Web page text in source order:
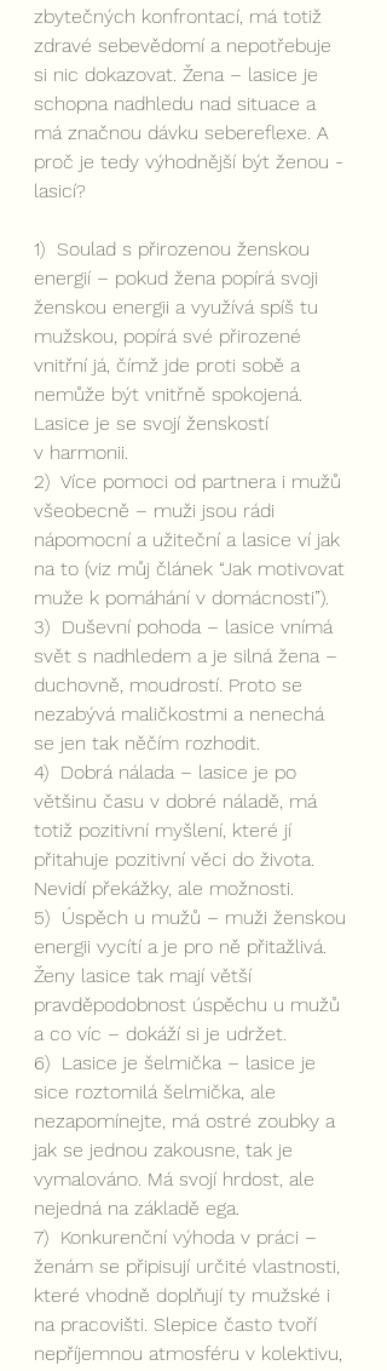
zbytečných konfrontací, má totiž
zdravé sebevědomí a nepotřebuje
si nic dokazovat. Žena – lasice je
schopna nadhledu nad situace a
má značnou dávku sebereflexe. A
proč je tedy výhodnější být ženou -
lasicí?
1)  Soulad s přirozenou ženskou
energií – pokud žena popírá svoji
ženskou energii a využívá spíš tu
mužskou, popírá své přirozené
vnitřní já, čímž jde proti sobě a
nemůže být vnitřně spokojená.
Lasice je se svojí ženskostí
v harmonii.
2)  Více pomoci od partnera i mužů
všeobecně – muži jsou rádi
nápomocní a užiteční a lasice ví jak
na to (viz můj článek “Jak motivovat
muže k pomáhání v domácnosti”).
3)  Duševní pohoda – lasice vnímá
svět s nadhledem a je silná žena –
duchovně, moudrostí. Proto se
nezabývá maličkostmi a nenechá
se jen tak něčím rozhodit.
4)  Dobrá nálada – lasice je po
většinu času v dobré náladě, má
totiž pozitivní myšlení, které jí
přitahuje pozitivní věci do života.
Nevidí překážky, ale možnosti.
5)  Úspěch u mužů – muži ženskou
energii vycítí a je pro ně přitažlivá.
Ženy lasice tak mají větší
pravděpodobnost úspěchu u mužů
a co víc – dokáží si je udržet.
6)  Lasice je šelmička – lasice je
sice roztomilá šelmička, ale
nezapomínejte, má ostré zoubky a
jak se jednou zakousne, tak je
vymalováno. Má svojí hrdost, ale
nejedná na základě ega.
7)  Konkurenční výhoda v práci –
ženám se připisují určité vlastnosti,
které vhodně doplňují ty mužské i
na pracovišti. Slepice často tvoří
nepříjemnou atmosféru v kolektivu,